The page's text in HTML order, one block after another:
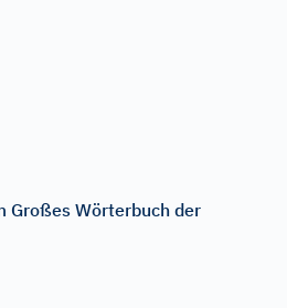
Großes Wörterbuch der